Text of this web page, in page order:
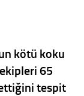
kötü koku
65
tespit